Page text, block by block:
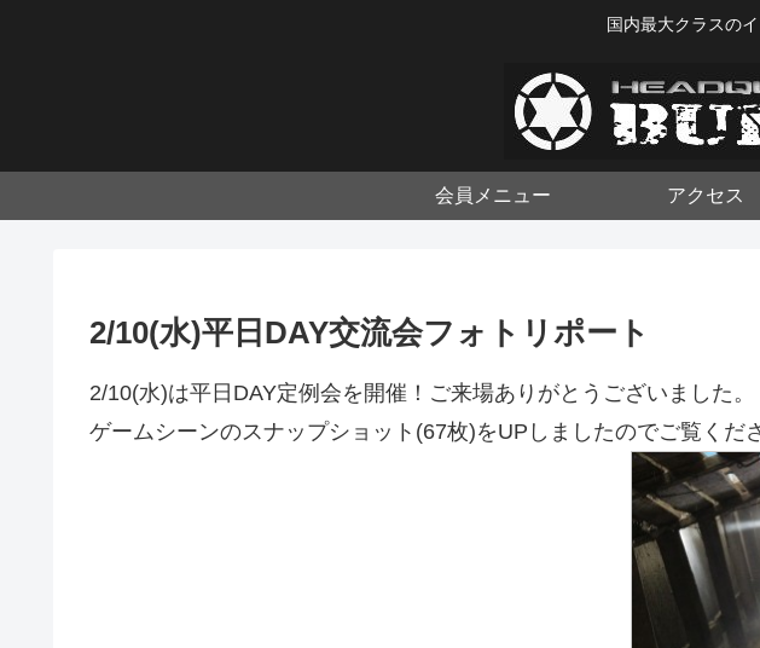
国内最大クラスの
会員メニュー アクセス
2/10(水)平日DAY交流会フォトリポート
2/10(水)は平日DAY定例会を開催！ご来場ありがとうございました。
ゲームシーンのスナップショット(67枚)をUPしましたのでご覧くだ